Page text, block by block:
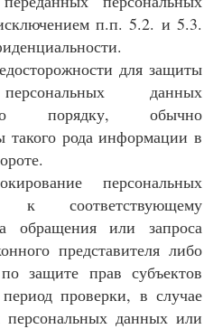
п.п. 5.2. и 5.3.
для защиты
данных
порядку, обычно
такого рода информации в
персональных
к соответствующему
обращения или запроса
представителя либо
защите прав субъектов
проверки, в случае
персональных данных или